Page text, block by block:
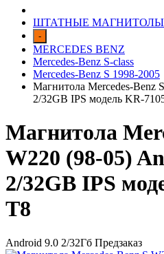
ШТАТНЫЕ
-
MERCEDES BENZ
Mercedes-Benz S-class
Mercedes-Benz S 1998-2005
Магнитола Mercedes-Benz
2/32GB IPS модель KR-
Магнитола
W220 (98-05)
2/32GB IPS
T8
Android 9.0 2/32Гб Предзаказ